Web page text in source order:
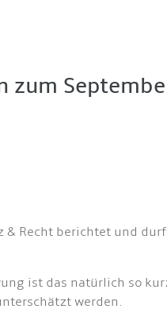
zum
Recht berichtet und
ist das natürlich so
werden.